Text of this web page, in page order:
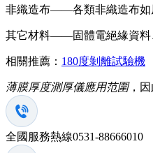
非織造布——各類非織造布如
其它材料——固體電絕緣資料
相關推薦： 180度剝離試驗機
薄膜厚度測厚儀應用范圍，
全國服務熱線0531-88666010